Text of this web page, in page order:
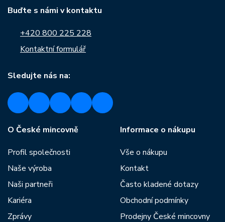
Buďte s námi v kontaktu
+420 800 225 228
Kontaktní formulář
Sledujte nás na:
O České mincovně
Profil společnosti
Naše výroba
Naši partneři
Kariéra
Zprávy
Informace o nákupu
Vše o nákupu
Kontakt
Často kladené dotazy
Obchodní podmínky
Prodejny České mincovny